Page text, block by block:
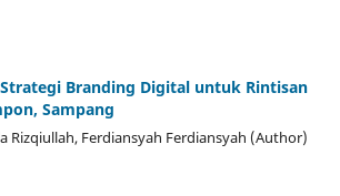
Branding Digital untuk Rintisan
Sampang
Rizqiullah, Ferdiansyah Ferdiansyah (Author)